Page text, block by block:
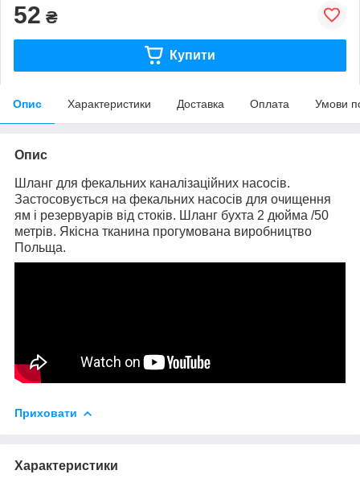
52 ₴
Купити
Опис Характеристики Доставка Оплата Умови
Опис
Шланг для фекальних каналізаційних насосів.
Застосовується на фекальних насосів для очищення
ям і резервуарів від стоків. Шланг бухта 2 дюйма /50
метрів. Якісна тканина прогумована виробництво
Польща.
Приховати
Характеристики